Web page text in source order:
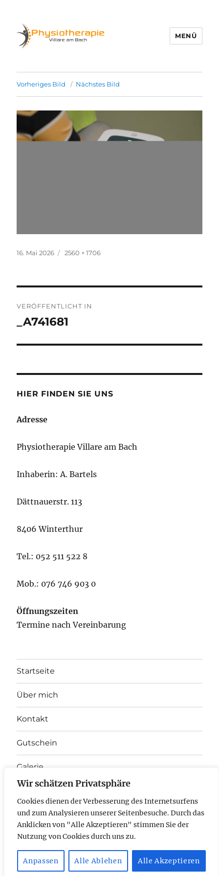
Wir schätzen Privatsphäre
Cookies dienen der Verbesserung des Internetsurfens
und zum Analysieren unserer Seitenbesuche. Durch das
Anklicken von "Alle Akzeptieren" stimmen Sie der
Nutzung von Cookies durch uns zu.
Anpassen Alle Ablehen Alle Akzeptieren
MENÜ
Vorheriges Bild Nächstes Bild
Veröffentlicht
16. Mai 2026
Volle
2560 × 1706
Navigation
VERÖFFENTLICHT IN
_A741681
HIER FINDEN SIE UNS
Adresse
Physiotherapie Villare am Bach
Inhaberin: A. Bartels
Dättnauerstr. 113
8406 Winterthur
Tel.: 052 511 522 8
Mob.: 076 746 903 0
Öffnungszeiten
Termine nach Vereinbarung
Startseite
Über mich
Kontakt
Gutschein
Galerie
E-
Mail